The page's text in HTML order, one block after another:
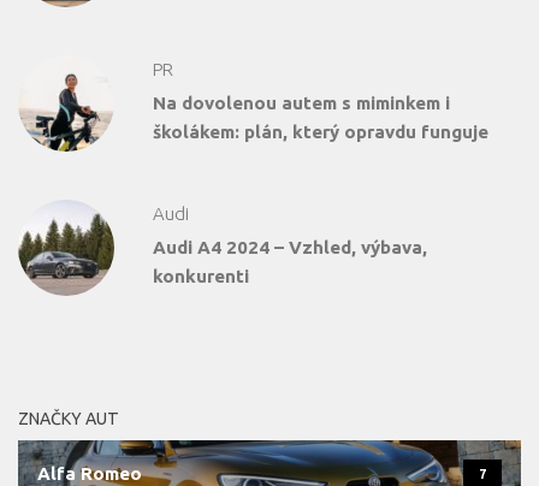
PR
Na dovolenou autem s miminkem i
školákem: plán, který opravdu funguje
Audi
Audi A4 2024 – Vzhled, výbava,
konkurenti
ZNAČKY AUT
Alfa Romeo 7